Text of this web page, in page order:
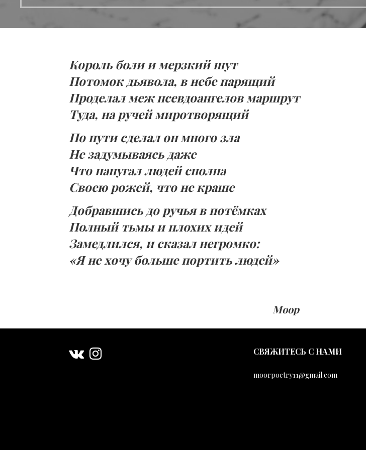
Король боли и мерзкий шут
Потомок дьявола, в небе парящий
Проделал меж псевдоангелов маршрут
Туда, на ручей миротворящий
По пути сделал он много зла
Не задумываясь даже
Что напугал людей сполна
Своею рожей, что не краше
Добравшись до ручья в потёмках
Полный тьмы и плохих идей
Замедлился, и сказал негромко:
«Я не хочу больше портить людей»
Моор
CВЯЖИТЕСЬ С НАМИ
moorpoetry11@gmail.com